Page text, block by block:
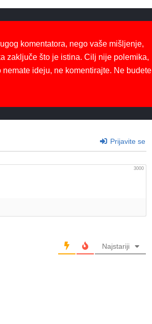
komentatora, nego vaše mišljenje,
zaključe što je istina. Cilj nije polemika,
ideju, ne komentirajte. Ne budete
Prijavite se
3000
Najstariji